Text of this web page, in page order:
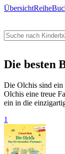
ÜbersichtReihe
Die besten
Die Olchis sind ein
Olchis eine treue
ein in die
1